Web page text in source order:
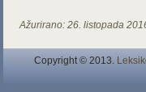
Ažurirano: 26. listopada
Copyright © 2013.